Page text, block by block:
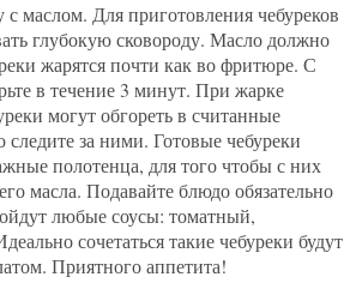
с маслом. Для приготовления чебуреков
глубокую сковороду. Масло должно
жарятся почти как во фритюре. С
в течение 3 минут. При жарке
могут обгореть в считанные
за ними. Готовые чебуреки
полотенца, для того чтобы с них
масла. Подавайте блюдо обязательно
любые соусы: томатный,
сочетаться такие чебуреки будут
Приятного аппетита!